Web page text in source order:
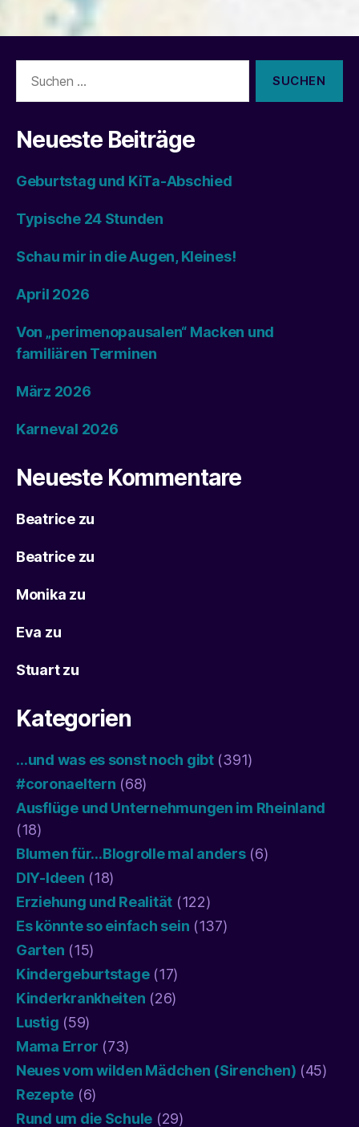
nach:
Neueste Beiträge
Geburtstag und KiTa-Abschied
Typische 24 Stunden
Schau mir in die Augen, Kleines!
April 2026
Von „perimenopausalen“ Macken und
familiären Terminen
März 2026
Karneval 2026
Neueste Kommentare
Beatricezu
Beatricezu
Monika zu
Eva zu
Stuartzu
Kategorien
…und was es sonst noch gibt(391)
#coronaeltern (68)
Ausflüge und Unternehmungen im Rheinland
(18)
Blumen für…Blogrolle mal anders(6)
DIY-Ideen (18)
Erziehung und Realität (122)
Es könnte so einfach sein (137)
Garten (15)
Kindergeburtstage(17)
Kinderkrankheiten (26)
Lustig (59)
Mama Error (73)
Neues vom wilden Mädchen (Sirenchen) (45)
Rezepte (6)
Rund um die Schule (29)